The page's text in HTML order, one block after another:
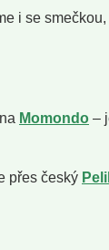
i se
Momondo –
přes český